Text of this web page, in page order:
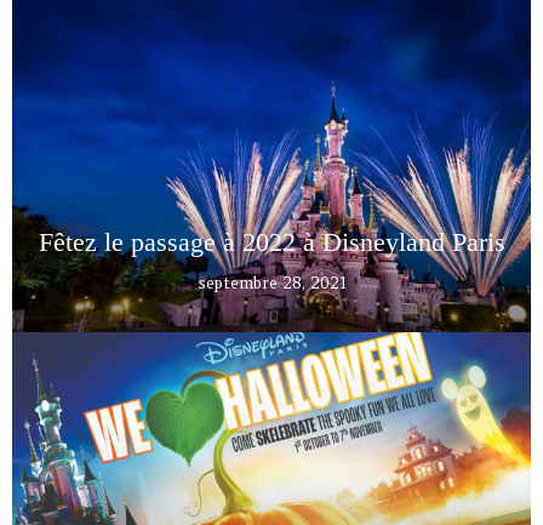
Fêtez le passage à 2022 à Disneyland Paris
septembre 28, 2021